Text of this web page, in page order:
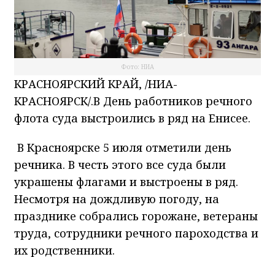
Фото: НИА
КРАСНОЯРСКИЙ КРАЙ, /НИА-
КРАСНОЯРСК/.В День работников речного
флота суда выстроились в ряд на Енисее.
В Красноярске 5 июля отметили день
речника. В честь этого все суда были
украшены флагами и выстроены в ряд.
Несмотря на дождливую погоду, на
празднике собрались горожане, ветераны
труда, сотрудники речного пароходства и
их родственники.